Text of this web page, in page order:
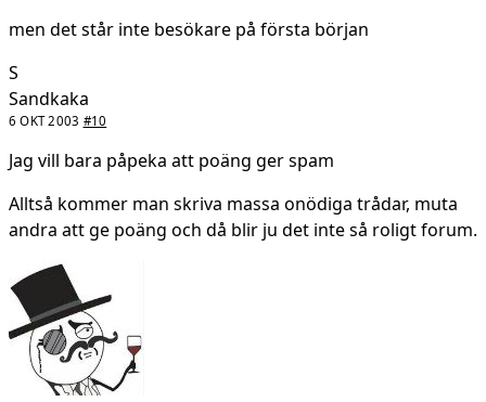
men det står inte besökare på första början
S
Sandkaka
6 OKT 2003 #10
Jag vill bara påpeka att poäng ger spam
Alltså kommer man skriva massa onödiga trådar, muta
andra att ge poäng och då blir ju det inte så roligt forum.